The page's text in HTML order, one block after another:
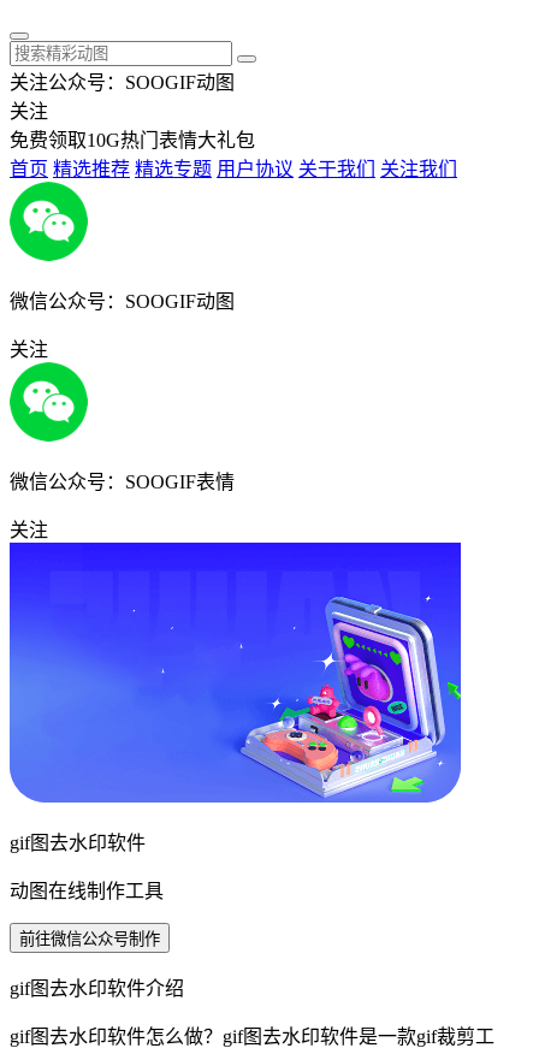
关注公众号：SOOGIF动图
关注
免费领取10G热门表情大礼包
首页 精选推荐 精选专题 用户协议 关于我们 关注我们
微信公众号：SOOGIF动图
关注
微信公众号：SOOGIF表情
关注
gif图去水印软件
动图在线制作工具
前往微信公众号制作
gif图去水印软件介绍
gif图去水印软件怎么做？gif图去水印软件是一款gif裁剪工